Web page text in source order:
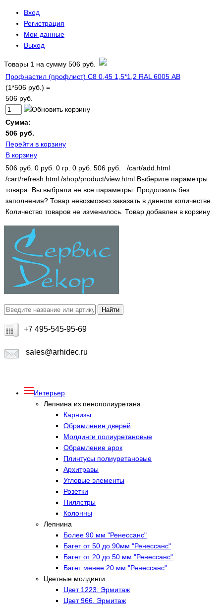
Вход
Регистрация
Мои данные
Выход
Товары 1 на сумму 506 руб.
Профнастил (профлист) С8 0,45 1,5*1,2 RAL 6005 АВ
(1*506 руб.) =
506 руб.
Сумма:
506 руб.
Перейти в корзину
В корзину
506 руб. 0 руб. 0 гр. 0 руб. 506 руб.
/cart/add.html
/cart/refresh.html /shop/product/view.html Выберите параметры
товара.
Вы выбрали не все параметры. Продолжить без
заполнения? Товар невозможно заказать в данном количестве.
Количество товаров не изменилось. Товар добавлен в корзину
+7 495-545-95-69
sales@arhidec.ru
Интерьер
Лепнина из пенополиуретана
Карнизы
Обрамление дверей
Молдинги полиуретановые
Обрамление арок
Плинтусы полиуретановые
Архитравы
Угловые элементы
Розетки
Пилястры
Колонны
Лепнина
Более 90 мм "Ренессанс"
Багет от 50 до 90мм "Ренессанс"
Багет от 20 до 50 мм "Ренессанс"
Багет менее 20 мм "Ренессанс"
Цветные молдинги
Цвет 1223. Эрмитаж
Цвет 966. Эрмитаж